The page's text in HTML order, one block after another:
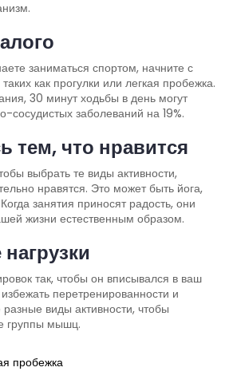
заниматься спортом, начните с
как прогулки или легкая пробежка.
30 минут ходьбы в день могут
сосудистых заболеваний на 19%.
тем, что нравится
выбрать те виды активности,
нравятся. Это может быть йога,
занятия приносят радость, они
жизни естественным образом.
так, чтобы он вписывался в ваш
перетренированности и
виды активности, чтобы
группы мышц.
пробежка